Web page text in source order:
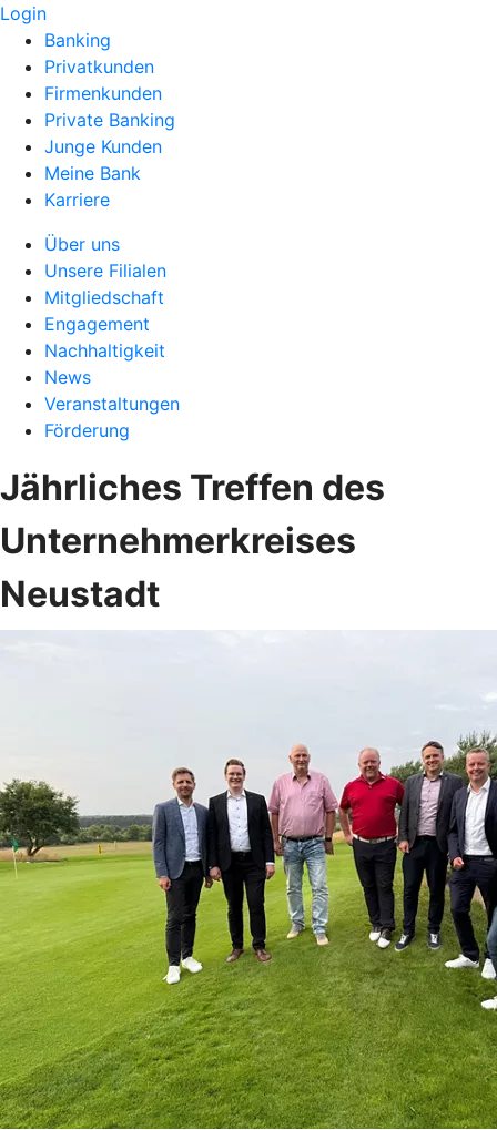
Login
Banking
Privatkunden
Firmenkunden
Private Banking
Junge Kunden
Meine Bank
Karriere
Über uns
Unsere Filialen
Mitgliedschaft
Engagement
Nachhaltigkeit
News
Veranstaltungen
Förderung
Jährliches Treffen des
Unternehmerkreises
Neustadt